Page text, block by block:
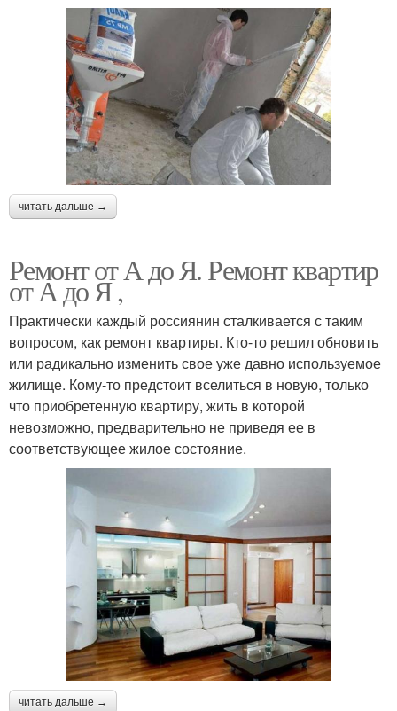
читать дальше →
Ремонт от А до Я. Ремонт квартир
от А до Я ,
Практически каждый россиянин сталкивается с таким
вопросом, как ремонт квартиры. Кто-то решил обновить
или радикально изменить свое уже давно используемое
жилище. Кому-то предстоит вселиться в новую, только
что приобретенную квартиру, жить в которой
невозможно, предварительно не приведя ее в
соответствующее жилое состояние.
читать дальше →